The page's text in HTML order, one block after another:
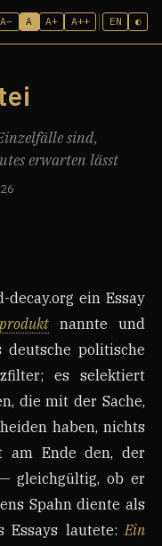
A− A A+ A++ EN ◐
sind,
erwarten lässt
ein Essay
nannte und
deutsche politische
es selektiert
die mit der Sache,
haben, nichts
am Ende den, der
gleichgültig, ob er
Spahn diente als
Essays lautete:Ein